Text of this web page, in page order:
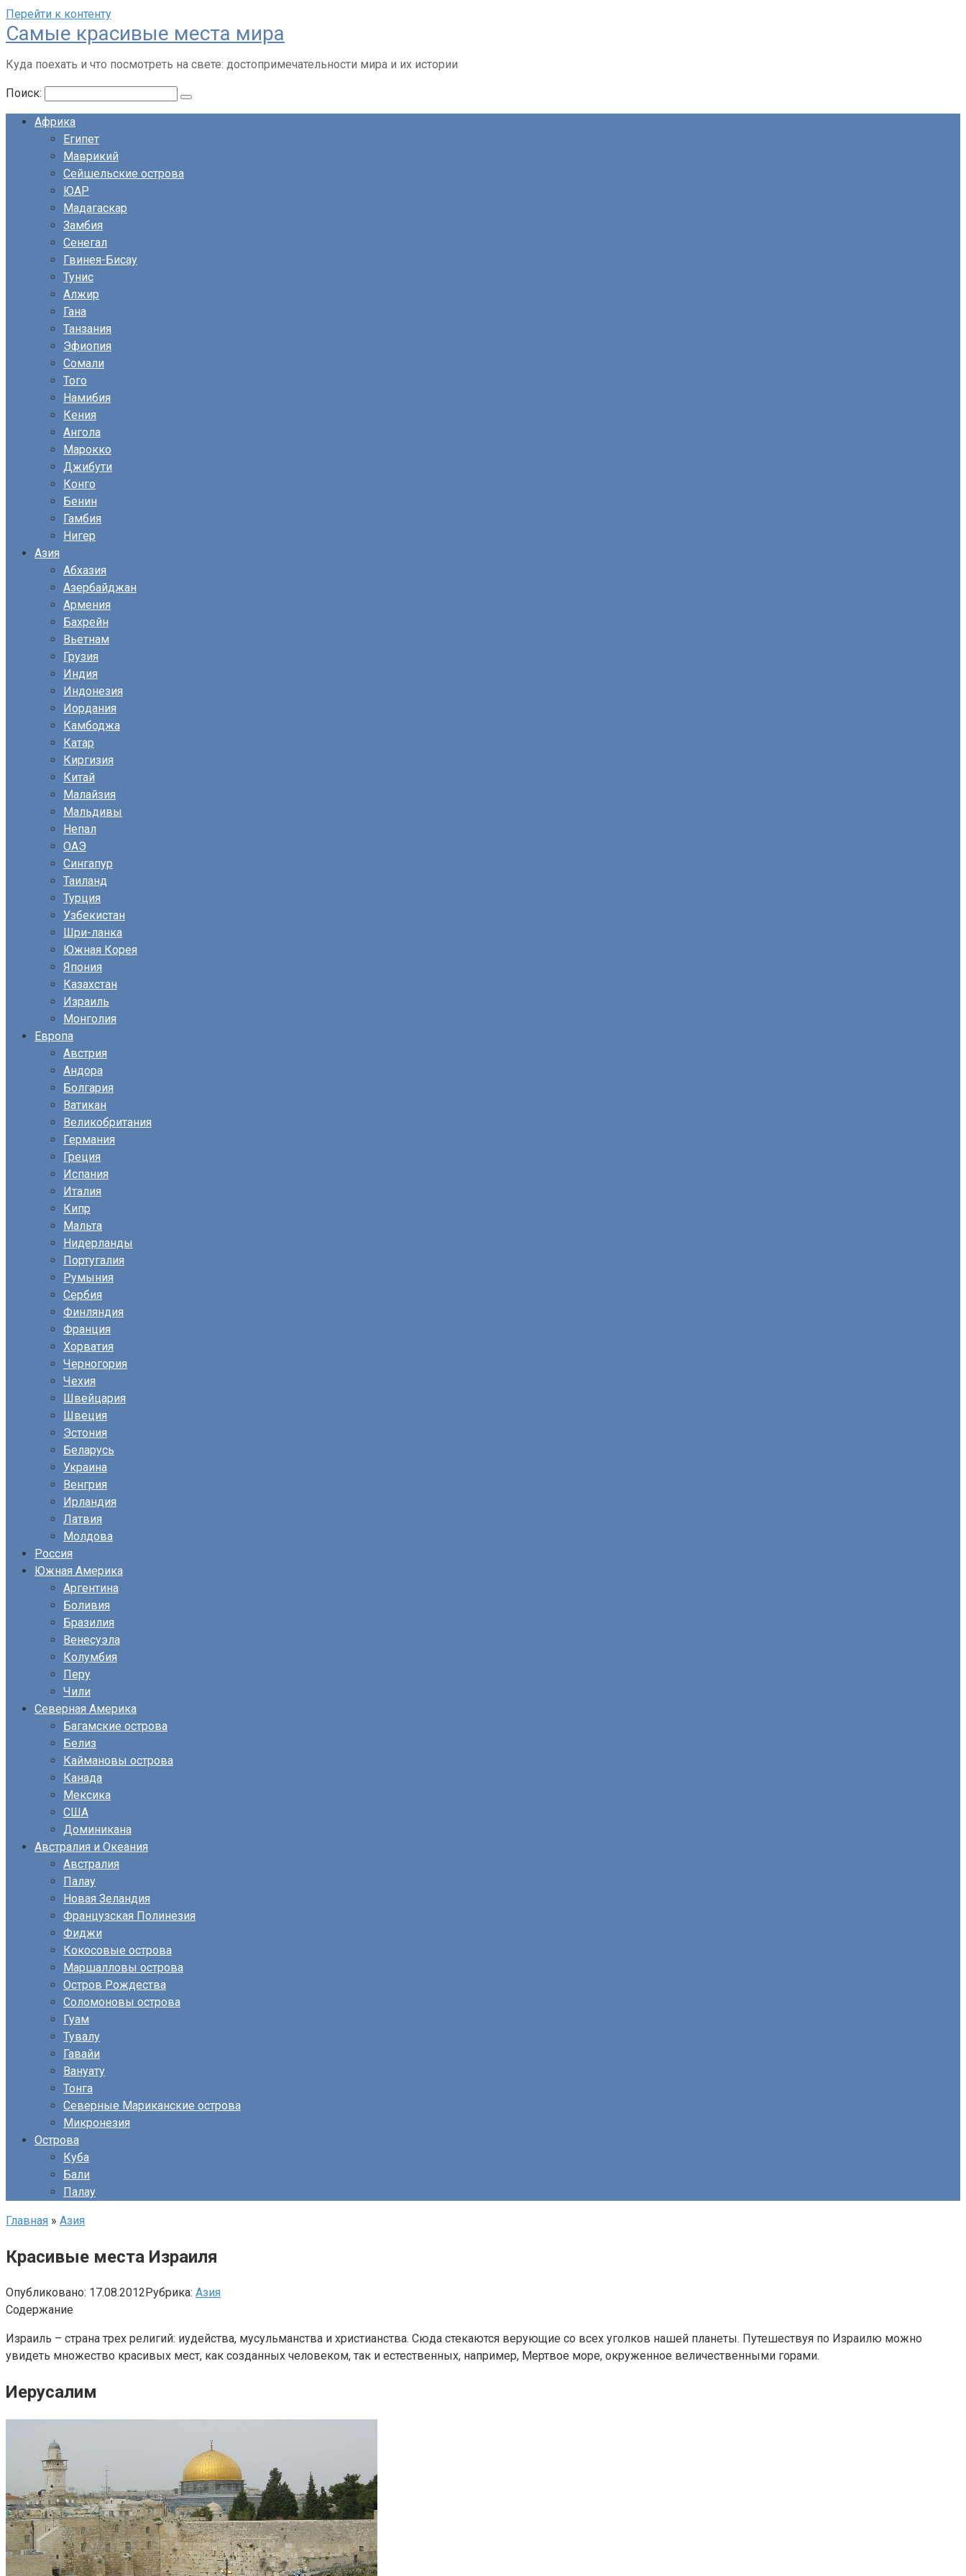
Перейти к контенту
Cамые красивые места мира
Куда поехать и что посмотреть на свете: достопримечательности мира и их истории
Поиск:
Африка
Египет
Маврикий
Сейшельские острова
ЮАР
Мадагаскар
Замбия
Сенегал
Гвинея-Бисау
Тунис
Алжир
Гана
Танзания
Эфиопия
Сомали
Того
Намибия
Кения
Ангола
Марокко
Джибути
Конго
Бенин
Гамбия
Нигер
Азия
Абхазия
Азербайджан
Армения
Бахрейн
Вьетнам
Грузия
Индия
Индонезия
Иордания
Камбоджа
Катар
Киргизия
Китай
Малайзия
Мальдивы
Непал
ОАЭ
Сингапур
Таиланд
Турция
Узбекистан
Шри-ланка
Южная Корея
Япония
Казахстан
Израиль
Монголия
Европа
Австрия
Андора
Болгария
Ватикан
Великобритания
Германия
Греция
Испания
Италия
Кипр
Мальта
Нидерланды
Португалия
Румыния
Сербия
Финляндия
Франция
Хорватия
Черногория
Чехия
Швейцария
Швеция
Эстония
Беларусь
Украина
Венгрия
Ирландия
Латвия
Молдова
Россия
Южная Америка
Аргентина
Боливия
Бразилия
Венесуэла
Колумбия
Перу
Чили
Северная Америка
Багамские острова
Белиз
Каймановы острова
Канада
Мексика
США
Доминикана
Австралия и Океания
Австралия
Палау
Новая Зеландия
Французская Полинезия
Фиджи
Кокосовые острова
Маршалловы острова
Остров Рождества
Соломоновы острова
Гуам
Тувалу
Гавайи
Вануату
Тонга
Северные Мариканские острова
Микронезия
Острова
Куба
Бали
Палау
Главная » Азия
Красивые места Израиля
Опубликовано: 17.08.2012Рубрика: Азия
Содержание
Израиль – страна трех религий: иудейства, мусульманства и христианства. Сюда стекаются верующие со всех уголков нашей планеты. Путешествуя по Израилю можно
увидеть множество красивых мест, как созданных человеком, так и естественных, например, Мертвое море, окруженное величественными горами.
Иерусалим